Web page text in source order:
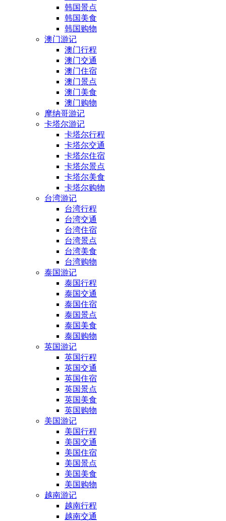
韩国景点
韩国美食
韩国购物
澳门游记
澳门行程
澳门交通
澳门住宿
澳门景点
澳门美食
澳门购物
摩纳哥游记
卡塔尔游记
卡塔尔行程
卡塔尔交通
卡塔尔住宿
卡塔尔景点
卡塔尔美食
卡塔尔购物
台湾游记
台湾行程
台湾交通
台湾住宿
台湾景点
台湾美食
台湾购物
泰国游记
泰国行程
泰国交通
泰国住宿
泰国景点
泰国美食
泰国购物
英国游记
英国行程
英国交通
英国住宿
英国景点
英国美食
英国购物
美国游记
美国行程
美国交通
美国住宿
美国景点
美国美食
美国购物
越南游记
越南行程
越南交通